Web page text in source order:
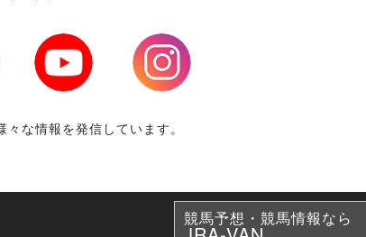
Youtube
Instagram
な情報を発信しています。
競馬予想・競馬情報なら